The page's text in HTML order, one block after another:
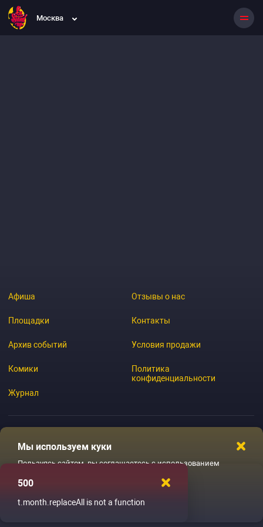
Москва
Афиша
Площадки
Архив событий
Комики
Журнал
Отзывы о нас
Контакты
Условия продажи
Политика
конфиденциальности
Мы используем куки
Пользуясь сайтом, вы соглашаетесь с использованием
Ладненько
500
t.month.replaceAll is not a function